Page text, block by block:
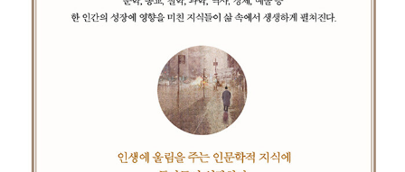
“우리는 다시 여행자가 되어야 한다. 자녀도, 부모도, 모든 우물을 파
직장이 요구하는 의무와 평가에 저항해야 한다. 그들이 당신에게 전
문성을 강요하고, 당신이 할 수 있는 일로만 당신을 평가하려 한다고
해서 그것을 삶의 목표로 삼고, 그것이 전부인양 맹목적으로 살아가
서는 안 된다. 사회와 국가는 당신의 영혼에 관심을 기울이지 않는다.
사회와 국가는 오직 당신의 노동력에만 관심을 기울인다. 분명히 기